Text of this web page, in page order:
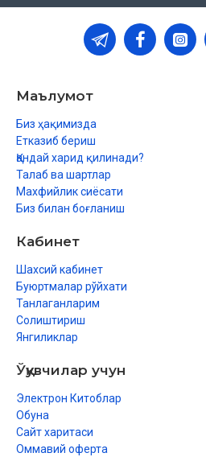
Маълумот
Биз ҳақимизда
Етказиб бериш
Қандай харид қилинади?
Талаб ва шартлар
Махфийлик сиёсати
Биз билан боғланиш
Кабинет
Шахсий кабинет
Буюртмалар рўйхати
Танлаганларим
Солиштириш
Янгиликлар
Ўқувчилар учун
Электрон Китоблар
Обуна
Сайт харитаси
Оммавий оферта